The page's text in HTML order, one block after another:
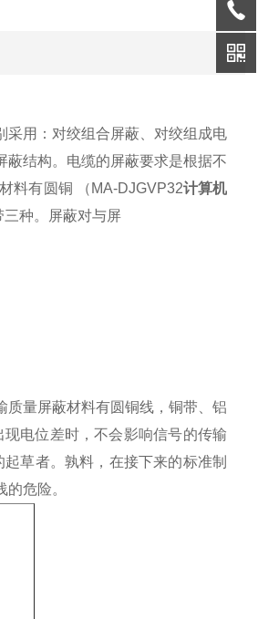
采用：对绞组合屏蔽、对绞组成电
结构。电缆的屏蔽要求是根据不
料有圆铜 （MA-DJGVP32计算机
三种。屏蔽对与屏
质量屏蔽材料有圆铜线，铜带、铝
电位差时，不会影响信号的传输
草者。孰料，在接下来的标准制
危险。